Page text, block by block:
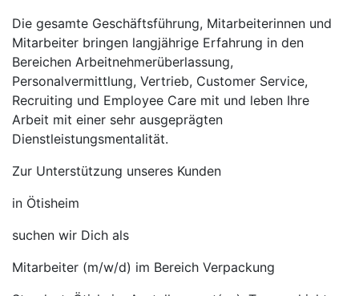
Die gesamte Geschäftsführung, Mitarbeiterinnen und
Mitarbeiter bringen langjährige Erfahrung in den
Bereichen Arbeitnehmerüberlassung,
Personalvermittlung, Vertrieb, Customer Service,
Recruiting und Employee Care mit und leben Ihre
Arbeit mit einer sehr ausgeprägten
Dienstleistungsmentalität.
Zur Unterstützung unseres Kunden
in Ötisheim
suchen wir Dich als
Mitarbeiter (m/w/d) im Bereich Verpackung